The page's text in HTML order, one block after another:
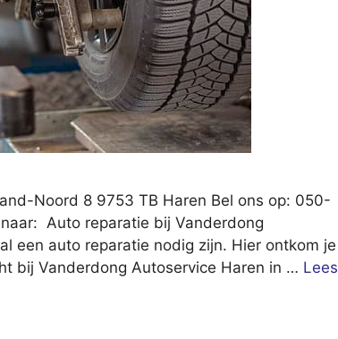
Noord 8 9753 TB Haren Bel ons op: 050-
Auto reparatie bij Vanderdong
een auto reparatie nodig zijn. Hier ontkom je
bij Vanderdong Autoservice Haren in … Lees